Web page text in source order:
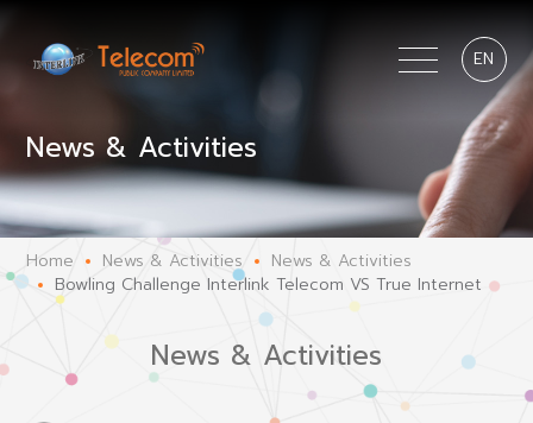
EN
News & Activities
Home News & Activities
News & Activities
Bowling Challenge Interlink Telecom VS True Internet
News & Activities